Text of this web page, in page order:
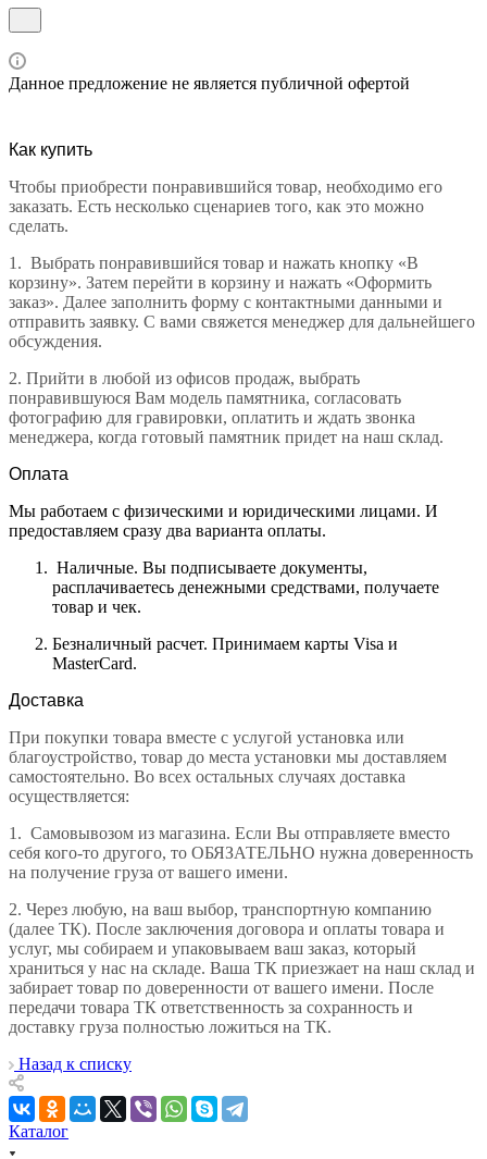
Данное предложение не является публичной офертой
Как купить
Чтобы приобрести понравившийся товар, необходимо его
заказать. Есть несколько сценариев того, как это можно
сделать.
1. Выбрать понравившийся товар и нажать кнопку «В
корзину». Затем перейти в корзину и нажать «Оформить
заказ». Далее заполнить форму с контактными данными и
отправить заявку. С вами свяжется менеджер для дальнейшего
обсуждения.
2. Прийти в любой из офисов продаж, выбрать
понравившуюся Вам модель памятника, согласовать
фотографию для гравировки, оплатить и ждать звонка
менеджера, когда готовый памятник придет на наш склад.
Оплата
Мы работаем с физическими и юридическими лицами. И
предоставляем сразу два варианта оплаты.
Наличные. Вы подписываете документы,
расплачиваетесь денежными средствами, получаете
товар и чек.
Безналичный расчет. Принимаем карты Visa и
MasterCard.
Доставка
При покупки товара вместе с услугой установка или
благоустройство, товар до места установки мы доставляем
самостоятельно. Во всех остальных случаях доставка
осуществляется:
1. Самовывозом из магазина. Если Вы отправляете вместо
себя кого-то другого, то ОБЯЗАТЕЛЬНО нужна доверенность
на получение груза от вашего имени.
2. Через любую, на ваш выбор, транспортную компанию
(далее ТК). После заключения договора и оплаты товара и
услуг, мы собираем и упаковываем ваш заказ, который
храниться у нас на складе. Ваша ТК приезжает на наш склад и
забирает товар по доверенности от вашего имени. После
передачи товара ТК ответственность за сохранность и
доставку груза полностью ложиться на ТК.
Назад к списку
Каталог